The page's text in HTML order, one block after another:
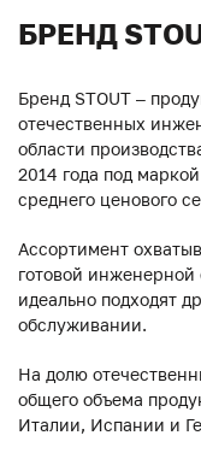
БРЕНД
Бренд STOUT –
отечественных
области
2014 года под
среднего ценового
Ассортимент
готовой
идеально подходят
обслуживании.
На долю
общего объема
Италии, Испании и